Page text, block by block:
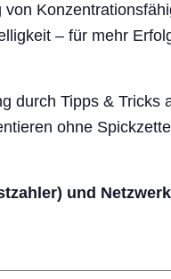
– für mehr
durch Tipps & Tricks
ohne
und